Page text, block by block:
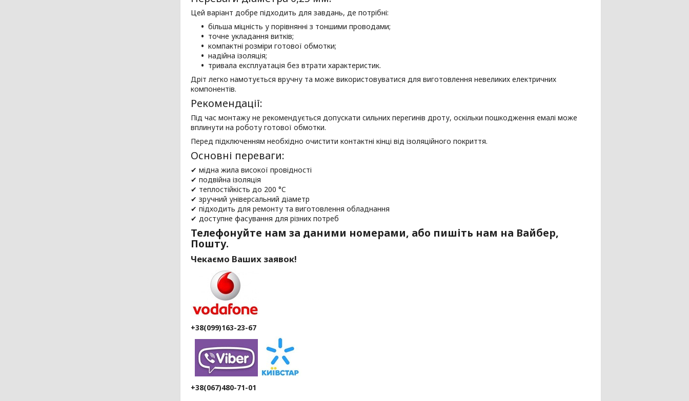
Цей варіант добре підходить для завдань, де потрібні:
більша міцність у порівнянні з тоншими проводами;
точне укладання витків;
компактні розміри готової обмотки;
надійна ізоляція;
тривала експлуатація без втрати характеристик.
Дріт легко намотується вручну та може використовуватися для виготовлення невеликих електричних
компонентів.
Рекомендації:
Під час монтажу не рекомендується допускати сильних перегинів дроту, оскільки пошкодження емалі може
вплинути на роботу готової обмотки.
Перед підключенням необхідно очистити контактні кінці від ізоляційного покриття.
Основні переваги:
✔ мідна жила високої провідності
✔ подвійна ізоляція
✔ теплостійкість до 200 °C
✔ зручний універсальний діаметр
✔ підходить для ремонту та виготовлення обладнання
✔ доступне фасування для різних потреб
Телефонуйте нам за даними номерами, або пишіть нам на Вайбер,
Пошту.
Чекаємо Ваших заявок!
+38(099)163-23-67
+38(067)480-71-01